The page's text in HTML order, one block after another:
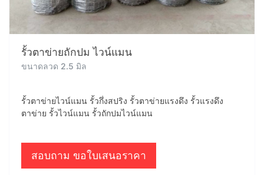
รั้วตาข่ายถักปม ไวน์แมน
ขนาดลวด 2.5 มิล
รั้วตาข่ายไวน์แมน รั้วกึ่งสปริง รั้วตาข่ายแรงดึง รั้วแรงดึง
ตาข่าย รั้วไวน์แมน รั้วถักปมไวน์แมน
สอบถาม ขอใบเสนอราคา